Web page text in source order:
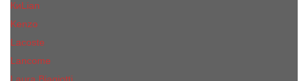
КиLian
Kenzo
Lacoste
Lancome